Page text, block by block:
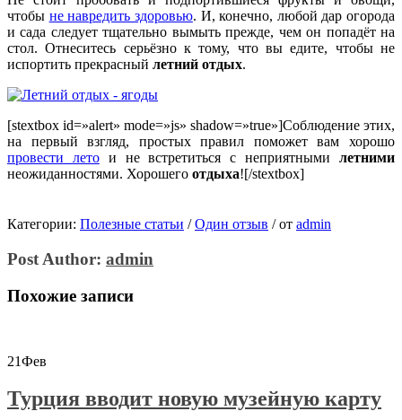
чтобы не навредить здоровью. И, конечно, любой дар огорода
и сада следует тщательно вымыть прежде, чем он попадёт на
стол. Отнеситесь серьёзно к тому, что вы едите, чтобы не
испортить прекрасный летний отдых.
[stextbox id=»alert» mode=»js» shadow=»true»]Соблюдение этих,
на первый взгляд, простых правил поможет вам хорошо
провести летои не встретиться с неприятнымилетними
неожиданностями. Хорошего отдыха![/stextbox]
Категории: Полезные статьи / Один отзыв /от admin
Post Author: admin
Похожие записи
21Фев
Турция вводит новую музейную карту